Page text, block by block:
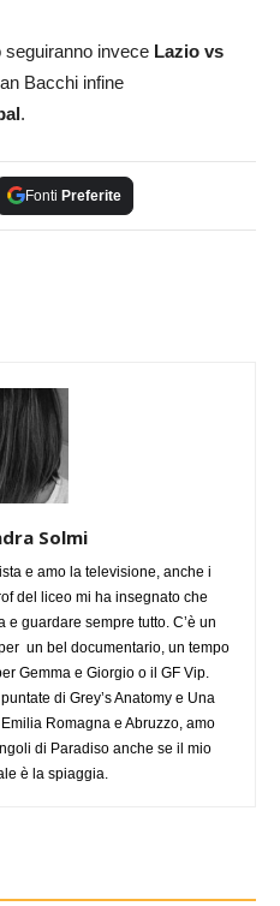
seguiranno invece Lazio vs
Bacchi infine
.
Fonti Preferite
Solmi
e amo la televisione, anche i
del liceo mi ha insegnato che
guardare sempre tutto. C’è un
un bel documentario, un tempo
Gemma e Giorgio o il GF Vip.
di Grey’s Anatomy e Una
Romagna e Abruzzo, amo
di Paradiso anche se il mio
è la spiaggia.